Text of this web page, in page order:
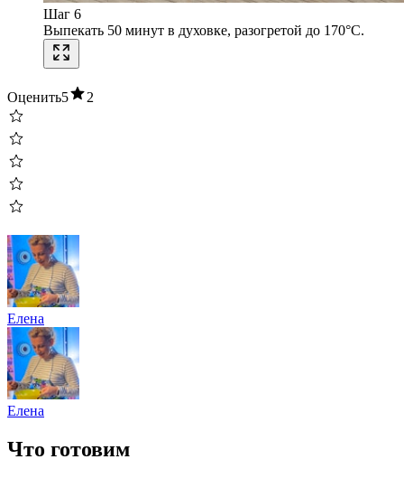
Шаг 6
Выпекать 50 минут в духовке, разогретой до 170°C.
Оценить5 2
Елена
Елена
Что готовим